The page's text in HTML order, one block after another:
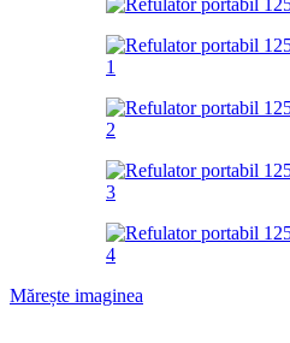
Mărește imaginea